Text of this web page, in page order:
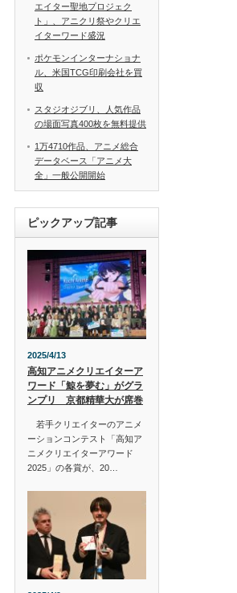
エイター聖地プロジェク
ト」、アニクリ祭やクリエ
イターワード盛況
ポケモンインターナショナ
ル、米国TCG印刷会社を買
収
スタジオジブリ、人気作品
の場面写真400枚を無料提供
1万4710作品、アニメ総合
データベース「アニメ大
全」一般公開開始
ピックアップ記事
2025/4/13
高知アニメクリエイターア
ワード「鯨を夢む」がグラ
ンプリ 京都精華大が席巻
若手クリエイターのアニメ
ーションコンテスト「高知ア
ニメクリエイターアワード
2025」の各賞が、20…